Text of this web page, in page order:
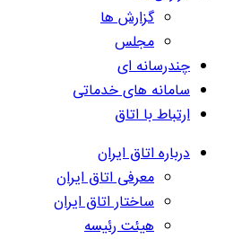
گزارش ها
مجلس
چندرسانه ای
سامانه های خدماتی
ارتباط با اتاق
درباره اتاق ایران
معرفی اتاق ایران
ساختار اتاق ایران
هیئت رئیسه